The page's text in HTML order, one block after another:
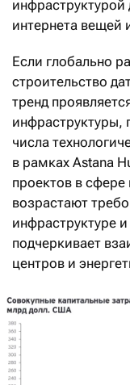
интернета вещей
Если глобально
строительство
тренд
числа
в рамках Astana
проектов в сфере
возрастают
инфраструктуре
подчеркивает
центров и